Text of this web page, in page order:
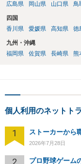
広島県
岡山県 山口県 鳥
四国
香川県
愛媛県 高知県 徳
九州・沖縄
福岡県
佐賀県 長崎県 熊
個人利用のネットト
1 ストーカーから
2026年7月28日
2 プロ野球ゲーム